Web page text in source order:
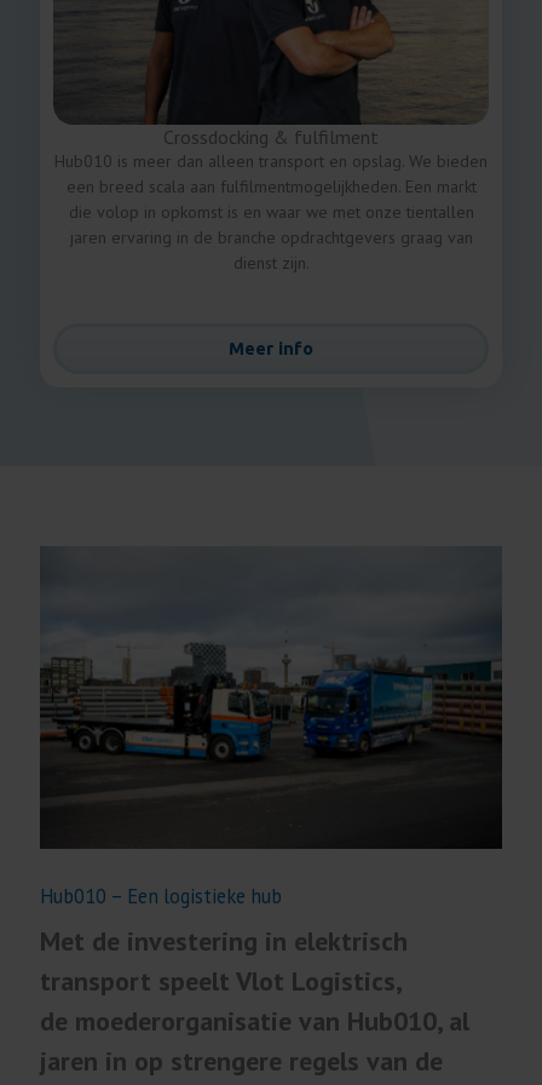
Crossdocking & fulfilment
Hub010 is meer dan alleen transport en opslag. We bieden
een breed scala aan fulfilmentmogelijkheden. Een markt
die volop in opkomst is en waar we met onze tientallen
jaren ervaring in de branche opdrachtgevers graag van
dienst zijn.
Meer info
Hub010 – Een logistieke hub
Met de investering in elektrisch
transport speelt Vlot Logistics,
de moederorganisatie van Hub010, al
jaren in op strengere regels van de